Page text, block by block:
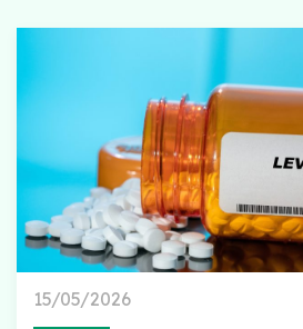
15/05/2026